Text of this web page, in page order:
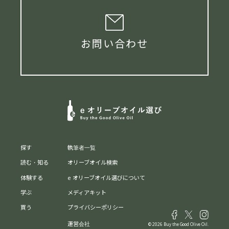
お問い合わせ
© 2026 Buy the Good Olive Oil.
探す
読む・知る
体験する
学ぶ
買う
執筆者一覧
オリーブオイル検索
e オリーブオイル選びについて
メディアキット
プライバシーポリシー
運営会社